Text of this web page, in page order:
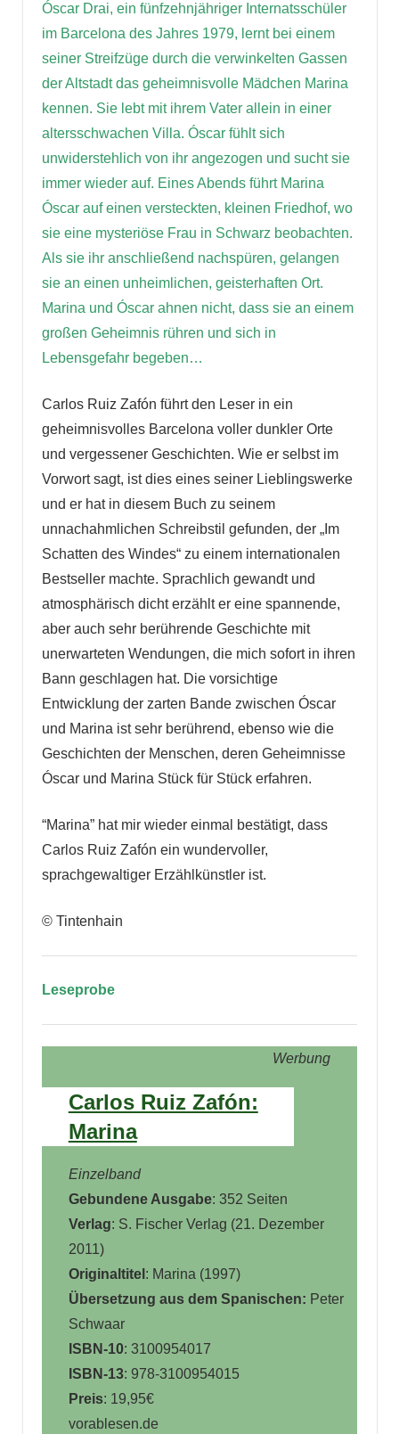
Óscar Drai, ein fünfzehnjähriger Internatsschüler
im Barcelona des Jahres 1979, lernt bei einem
seiner Streifzüge durch die verwinkelten Gassen
der Altstadt das geheimnisvolle Mädchen Marina
kennen. Sie lebt mit ihrem Vater allein in einer
altersschwachen Villa. Óscar fühlt sich
unwiderstehlich von ihr angezogen und sucht sie
immer wieder auf. Eines Abends führt Marina
Óscar auf einen versteckten, kleinen Friedhof, wo
sie eine mysteriöse Frau in Schwarz beobachten.
Als sie ihr anschließend nachspüren, gelangen
sie an einen unheimlichen, geisterhaften Ort.
Marina und Óscar ahnen nicht, dass sie an einem
großen Geheimnis rühren und sich in
Lebensgefahr begeben…
Carlos Ruiz Zafón führt den Leser in ein
geheimnisvolles Barcelona voller dunkler Orte
und vergessener Geschichten. Wie er selbst im
Vorwort sagt, ist dies eines seiner Lieblingswerke
und er hat in diesem Buch zu seinem
unnachahmlichen Schreibstil gefunden, der „Im
Schatten des Windes“ zu einem internationalen
Bestseller machte. Sprachlich gewandt und
atmosphärisch dicht erzählt er eine spannende,
aber auch sehr berührende Geschichte mit
unerwarteten Wendungen, die mich sofort in ihren
Bann geschlagen hat. Die vorsichtige
Entwicklung der zarten Bande zwischen Óscar
und Marina ist sehr berührend, ebenso wie die
Geschichten der Menschen, deren Geheimnisse
Óscar und Marina Stück für Stück erfahren.
“Marina” hat mir wieder einmal bestätigt, dass
Carlos Ruiz Zafón ein wundervoller,
sprachgewaltiger Erzählkünstler ist.
© Tintenhain
Leseprobe
Werbung
Carlos Ruiz Zafón:
Marina
Einzelband
Gebundene Ausgabe: 352 Seiten
Verlag: S. Fischer Verlag (21. Dezember
2011)
Originaltitel : Marina (1997)
Übersetzung aus dem Spanischen: Peter
Schwaar
ISBN-10: 3100954017
ISBN-13: 978-3100954015
Preis: 19,95€
vorablesen.de